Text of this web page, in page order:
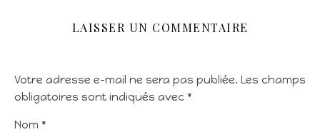
LAISSER UN COMMENTAIRE
Votre adresse e-mail ne sera pas publiée. Les champs
obligatoires sont indiqués avec *
Nom *